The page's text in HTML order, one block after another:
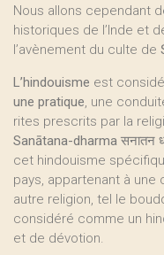
Nous allons cependant
historiques de l’Inde et
l’avènement du culte de
L’hindouisme est
une pratique, une
rites prescrits par la
Sanātana-dharma सनातन
cet hindouisme
pays, appartenant à
autre religion, tel le
considéré comme un
et de dévotion.